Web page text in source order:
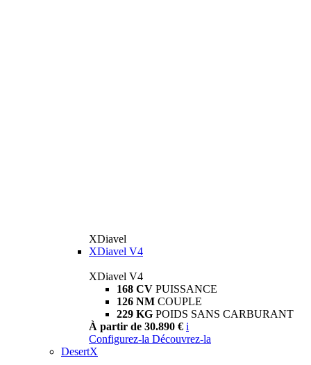
XDiavel
XDiavel V4
XDiavel V4
168 CV PUISSANCE
126 NM COUPLE
229 KG POIDS SANS CARBURANT
À partir de 30.890 € i
Configurez-la Découvrez-la
DesertX